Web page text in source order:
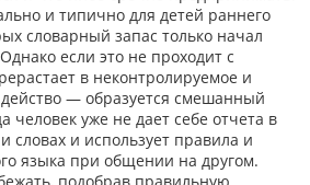
и типично для детей раннего
словарный запас только начал
если это не проходит с
в неконтролируемое и
— образуется смешанный
человек уже не дает себе отчета в
словах и использует правила и
языка при общении на другом.